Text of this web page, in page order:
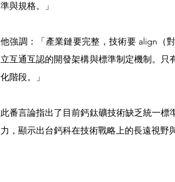
準與規格。」
他強調：「產業鏈要完整，技術要 align（
立互通互認的開發架構與標準制定機制。
化階段。」
此番言論指出了目前鈣鈦礦技術缺乏統一標
力，顯示出台鈣科在技術戰略上的長遠視野